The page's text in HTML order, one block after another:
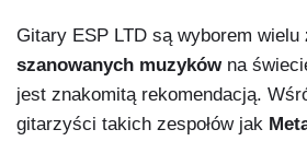
Gitary ESP LTD są wyborem wielu
szanowanych muzykówna
jest znakomitą rekomendacją.
gitarzyści takich zespołów jak